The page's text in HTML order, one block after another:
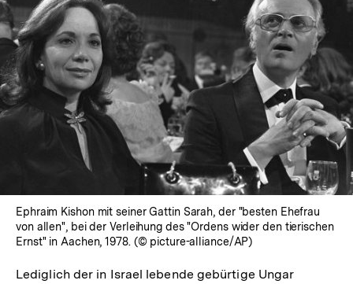
In
Lightbox
öffnen
Ephraim Kishon mit seiner Gattin Sarah, der "besten Ehefrau
von allen", bei der Verleihung des "Ordens wider den tierischen
Ernst" in Aachen, 1978. (© picture-alliance/AP)
Lediglich der in Israel lebende gebürtige Ungar